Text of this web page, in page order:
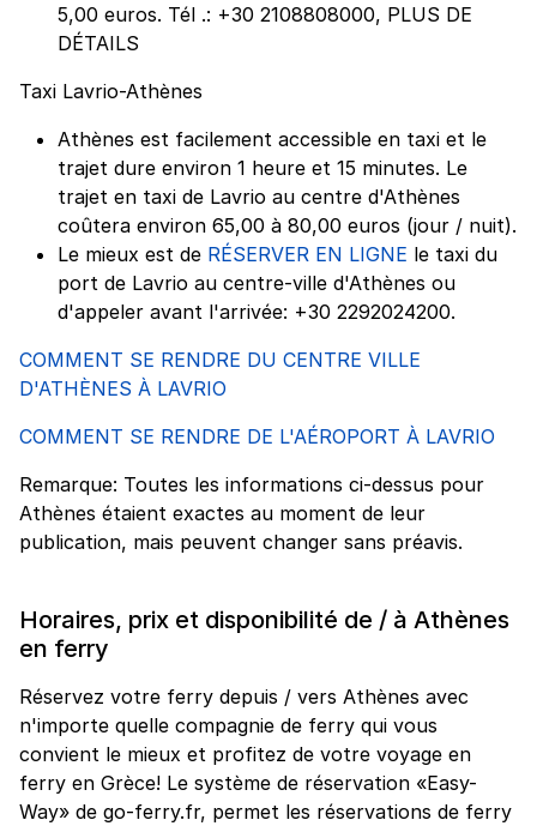
5,00 euros. Tél .: +30 2108808000, PLUS DE
DÉTAILS
Taxi Lavrio-Athènes
Athènes est facilement accessible en taxi et le
trajet dure environ 1 heure et 15 minutes. Le
trajet en taxi de Lavrio au centre d'Athènes
coûtera environ 65,00 à 80,00 euros (jour / nuit).
Le mieux est de RÉSERVER EN LIGNE le taxi du
port de Lavrio au centre-ville d'Athènes ou
d'appeler avant l'arrivée: +30 2292024200.
COMMENT SE RENDRE DU CENTRE VILLE
D'ATHÈNES À LAVRIO
COMMENT SE RENDRE DE L'AÉROPORT À LAVRIO
Remarque: Toutes les informations ci-dessus pour
Athènes étaient exactes au moment de leur
publication, mais peuvent changer sans préavis.
Horaires, prix et disponibilité de / à Athènes
en ferry
Réservez votre ferry depuis / vers Athènes avec
n'importe quelle compagnie de ferry qui vous
convient le mieux et profitez de votre voyage en
ferry en Grèce! Le système de réservation «Easy-
Way» de go-ferry.fr, permet les réservations de ferry